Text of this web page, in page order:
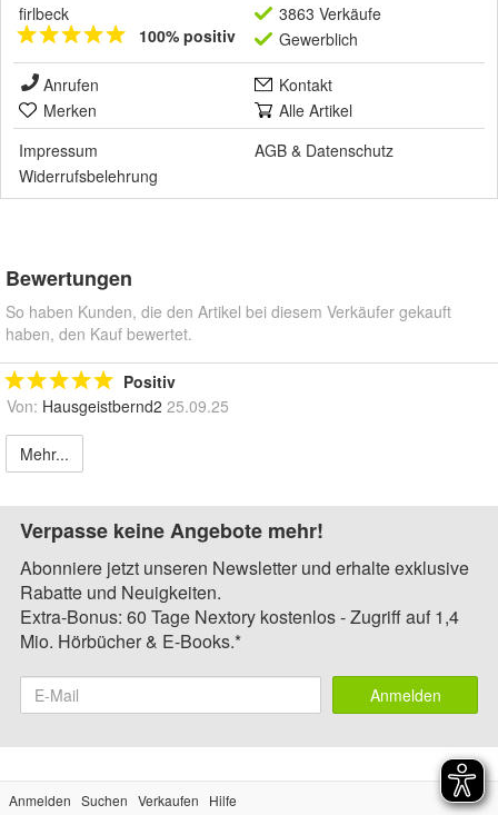
firlbeck
100% positiv
3863 Verkäufe
Gewerblich
Anrufen
Kontakt
Merken
Alle Artikel
Impressum
AGB & Datenschutz
Widerrufsbelehrung
Bewertungen
So haben Kunden, die den Artikel bei diesem Verkäufer gekauft
haben, den Kauf bewertet.
Positiv
Von: Hausgeistbernd2 25.09.25
Mehr...
Verpasse keine Angebote mehr!
Abonniere jetzt unseren Newsletter und erhalte exklusive
Rabatte und Neuigkeiten.
Extra-Bonus: 60 Tage Nextory kostenlos - Zugriff auf 1,4
Mio. Hörbücher & E-Books.*
Anmelden
Anmelden Suchen Verkaufen
Hilfe